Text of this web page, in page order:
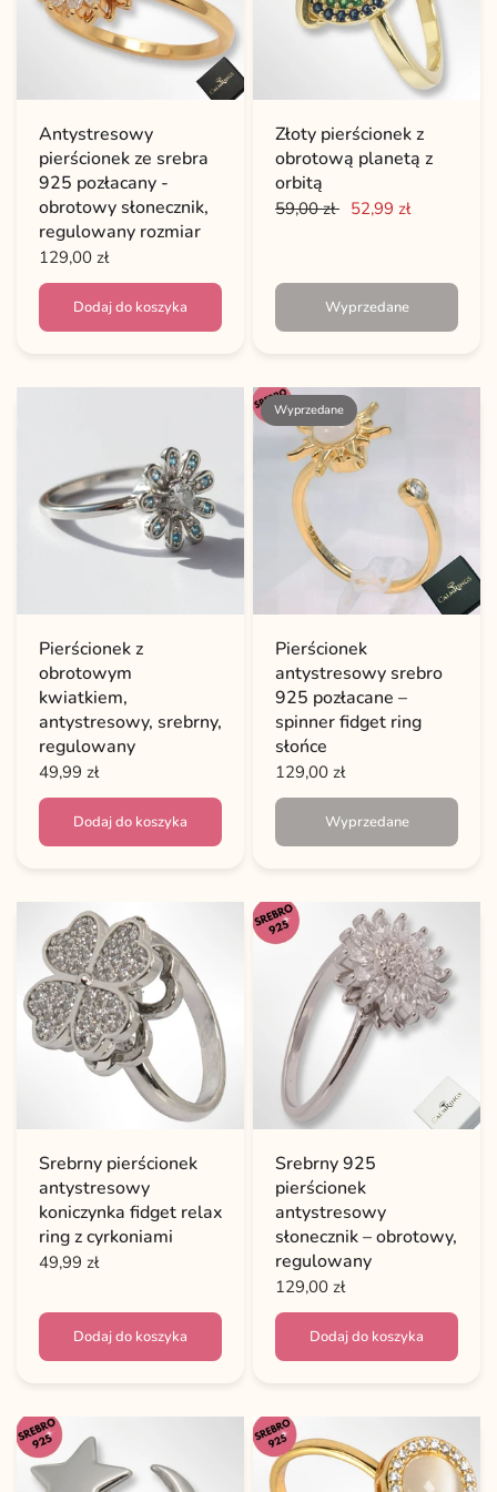
Antystresowy
pierścionek ze srebra
925 pozłacany -
obrotowy słonecznik,
regulowany rozmiar
129,00 zł
Dodaj do koszyka
Złoty pierścionek z
obrotową planetą z
orbitą
59,00 zł 52,99 zł
Wyprzedane
Pierścionek z
obrotowym
kwiatkiem,
antystresowy, srebrny,
regulowany
49,99 zł
Dodaj do koszyka
Wyprzedane
Pierścionek
antystresowy srebro
925 pozłacane –
spinner fidget ring
słońce
129,00 zł
Wyprzedane
Srebrny pierścionek
antystresowy
koniczynka fidget relax
ring z cyrkoniami
49,99 zł
Dodaj do koszyka
Srebrny 925
pierścionek
antystresowy
słonecznik – obrotowy,
regulowany
129,00 zł
Dodaj do koszyka